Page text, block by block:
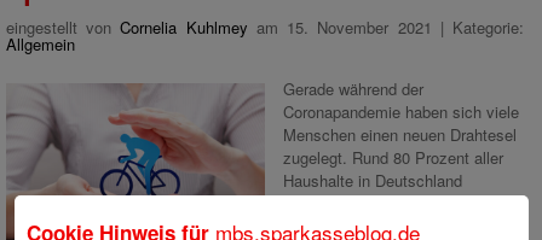
eingestellt vonCornelia Kuhlmey am 15. November 2021 | Kategorie:
Allgemein
Gerade während der
Coronapandemie haben sich viele
Menschen einen neuen Drahtesel
zugelegt. Rund 80 Prozent aller
Haushalte in Deutschland
besitzen mindestens ein Fahrrad.
Zweiräder sind beliebt wie nie –
Cookie Hinweis für mbs.sparkasseblog.de